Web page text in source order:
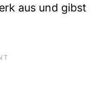
aus und gibst